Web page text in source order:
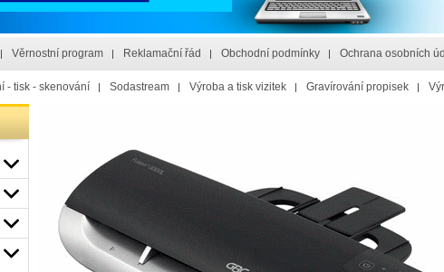
Věrnostní program Reklamační řád Obchodní podmínky Ochrana osobních
- tisk - skenování Sodastream Výroba a tisk vizitek Gravírování propisek